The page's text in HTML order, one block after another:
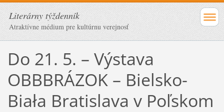
Literárny týždenník
Atraktívne médium pre kultúrnu verejnosť
Do 21. 5. – Výstava
OBBBRÁZOK – Bielsko-
Biała Bratislava v Poľskom